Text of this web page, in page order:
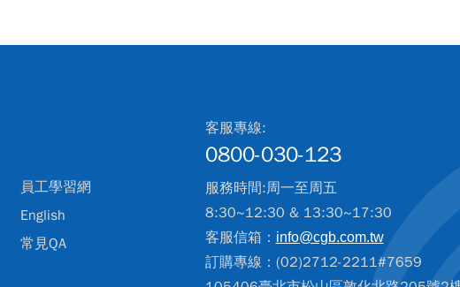
員工學習網
English
常見QA
客服專線:
0800-030-123
服務時間:周一至周五
8:30~12:30 & 13:30~17:30
客服信箱： info@cgb.com.tw
訂購專線：(02)2712-2211#7659